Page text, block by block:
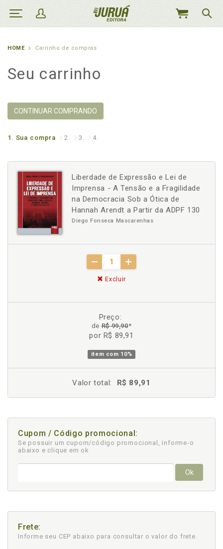
MEU
HOME Carrinho de compras
Seu carrinho
CONTINUAR COMPRANDO
1. Sua compra 2. 3. 4.
Liberdade de Expressão e Lei de
Imprensa - A Tensão e a Fragilidade
na Democracia Sob a Ótica de
Hannah Arendt a Partir da ADPF 130
Diego Fonseca Mascarenhas
Excluir
Preço:
deR$ 99,90*
por R$ 89,91
item com 10%
Valor total: R$ 89,91
Cupom / Código promocional:
Se possuir um cupom/código promocional, informe-o
abaixo e clique em ok
Ok
Frete:
Informe seu CEP abaixo para consultar o valor do frete.